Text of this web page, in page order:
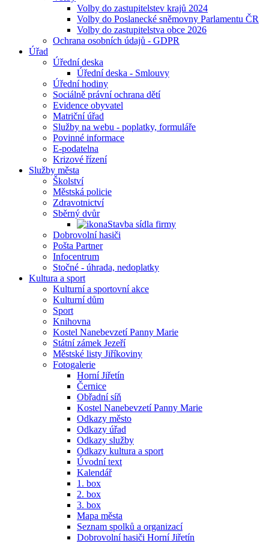
Volby do zastupitelstev krajů 2024
Volby do Poslanecké sněmovny Parlamentu ČR
Volby do zastupitelstva obce 2026
Ochrana osobních údajů - GDPR
Úřad
Úřední deska
Úřední deska - Smlouvy
Úřední hodiny
Sociálně právní ochrana dětí
Evidence obyvatel
Matriční úřad
Služby na webu - poplatky, formuláře
Povinné informace
E-podatelna
Krizové řízení
Služby města
Školství
Městská policie
Zdravotnictví
Sběrný dvůr
Stavba sídla firmy
Dobrovolní hasiči
Pošta Partner
Infocentrum
Stočné - úhrada, nedoplatky
Kultura a sport
Kulturní a sportovní akce
Kulturní dům
Sport
Knihovna
Kostel Nanebevzetí Panny Marie
Státní zámek Jezeří
Městské listy Jiříkoviny
Fotogalerie
Horní Jiřetín
Černice
Obřadní síň
Kostel Nanebevzetí Panny Marie
Odkazy město
Odkazy úřad
Odkazy služby
Odkazy kultura a sport
Úvodní text
Kalendář
1. box
2. box
3. box
Mapa města
Seznam spolků a organizací
Dobrovolní hasiči Horní Jiřetín